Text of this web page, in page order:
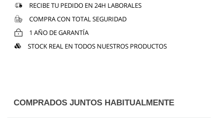
RECIBE TU PEDIDO EN 24H LABORALES
COMPRA CON TOTAL SEGURIDAD
1 AÑO DE GARANTÍA
STOCK REAL EN TODOS NUESTROS PRODUCTOS
COMPRADOS JUNTOS HABITUALMENTE